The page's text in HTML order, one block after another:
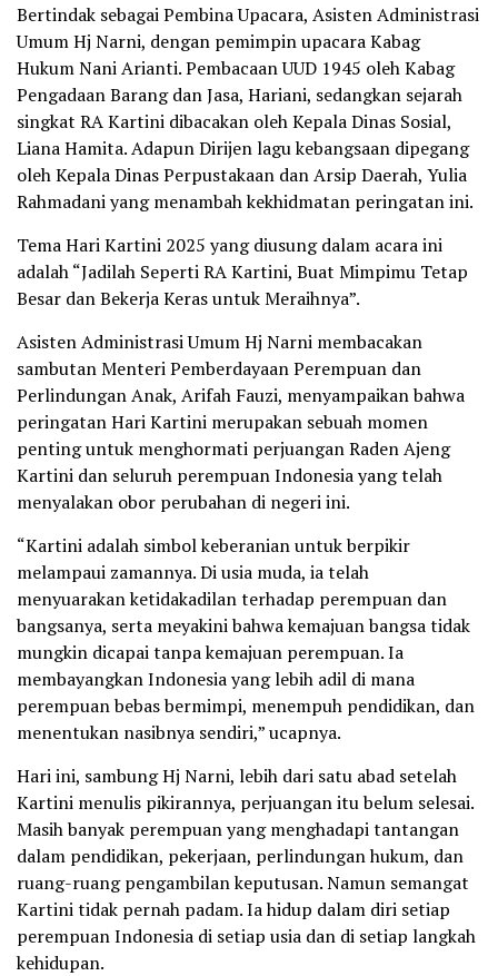
Bertindak sebagai Pembina Upacara, Asisten Administrasi
Umum Hj Narni, dengan pemimpin upacara Kabag
Hukum Nani Arianti. Pembacaan UUD 1945 oleh Kabag
Pengadaan Barang dan Jasa, Hariani, sedangkan sejarah
singkat RA Kartini dibacakan oleh Kepala Dinas Sosial,
Liana Hamita. Adapun Dirijen lagu kebangsaan dipegang
oleh Kepala Dinas Perpustakaan dan Arsip Daerah, Yulia
Rahmadani yang menambah kekhidmatan peringatan ini.
Tema Hari Kartini 2025 yang diusung dalam acara ini
adalah “Jadilah Seperti RA Kartini, Buat Mimpimu Tetap
Besar dan Bekerja Keras untuk Meraihnya”.
Asisten Administrasi Umum Hj Narni membacakan
sambutan Menteri Pemberdayaan Perempuan dan
Perlindungan Anak, Arifah Fauzi, menyampaikan bahwa
peringatan Hari Kartini merupakan sebuah momen
penting untuk menghormati perjuangan Raden Ajeng
Kartini dan seluruh perempuan Indonesia yang telah
menyalakan obor perubahan di negeri ini.
“Kartini adalah simbol keberanian untuk berpikir
melampaui zamannya. Di usia muda, ia telah
menyuarakan ketidakadilan terhadap perempuan dan
bangsanya, serta meyakini bahwa kemajuan bangsa tidak
mungkin dicapai tanpa kemajuan perempuan. Ia
membayangkan Indonesia yang lebih adil di mana
perempuan bebas bermimpi, menempuh pendidikan, dan
menentukan nasibnya sendiri,” ucapnya.
Hari ini, sambung Hj Narni, lebih dari satu abad setelah
Kartini menulis pikirannya, perjuangan itu belum selesai.
Masih banyak perempuan yang menghadapi tantangan
dalam pendidikan, pekerjaan, perlindungan hukum, dan
ruang-ruang pengambilan keputusan. Namun semangat
Kartini tidak pernah padam. Ia hidup dalam diri setiap
perempuan Indonesia di setiap usia dan di setiap langkah
kehidupan.